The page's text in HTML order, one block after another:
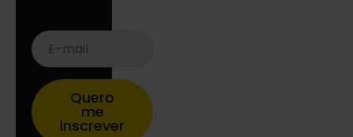
E-
mail
*
Quero
me
inscrever